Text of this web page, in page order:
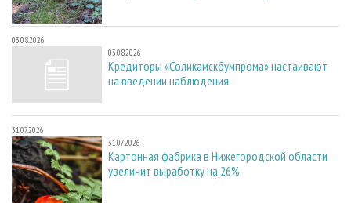
03.08.2026
03.08.2026
Кредиторы «Соликамскбумпрома» настаивают
на введении наблюдения
31.07.2026
31.07.2026
Картонная фабрика в Нижегородской области
увеличит выработку на 26%